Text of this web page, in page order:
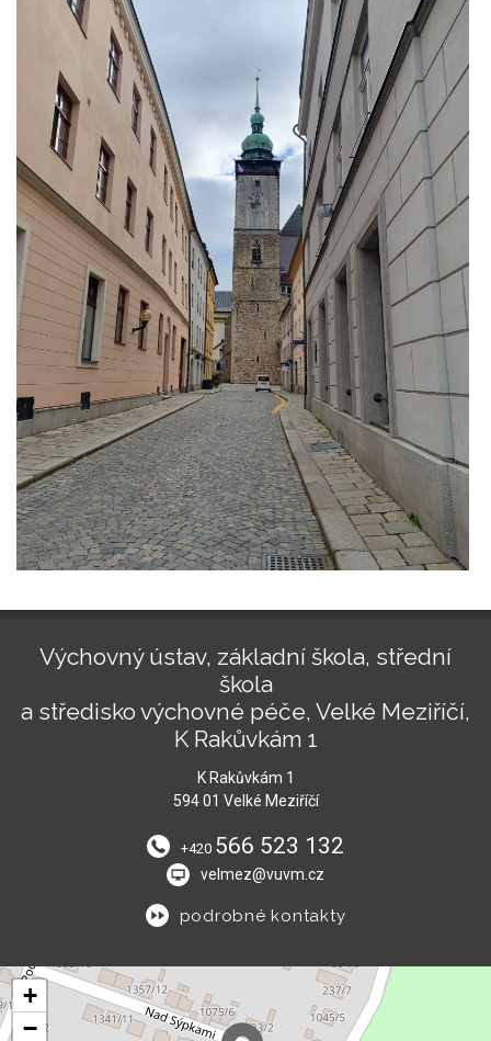
Výchovný ústav, základní škola, střední
škola
a středisko výchovné péče, Velké Meziříčí,
K Rakůvkám 1
K Rakůvkám 1
594 01 Velké Meziříčí
+420 566 523 132
velmez@vuvm.cz
podrobné kontakty
+
−